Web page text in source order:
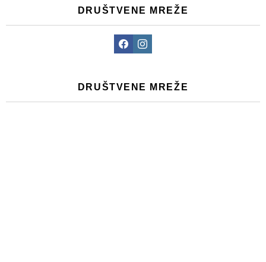
DRUŠTVENE MREŽE
FacebookInstagram
DRUŠTVENE MREŽE